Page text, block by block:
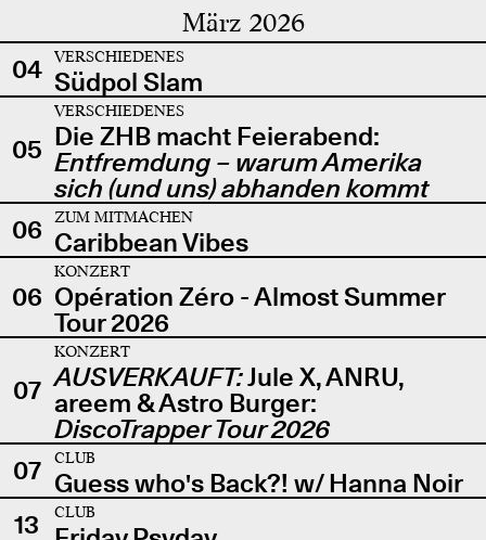
März 2026
04 VERSCHIEDENES
Südpol Slam
05
VERSCHIEDENES
Die ZHB macht Feierabend:
Entfremdung – warum Amerika
sich (und uns) abhanden kommt
06
ZUM MITMACHEN
Caribbean Vibes
06
KONZERT
Opération Zéro - Almost Summer
Tour 2026
07
KONZERT
AUSVERKAUFT:Jule X, ANRU,
areem & Astro Burger:
DiscoTrapper Tour 2026
07
CLUB
Guess who's Back?! w/ Hanna Noir
13
CLUB